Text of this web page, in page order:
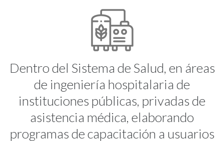
Dentro del Sistema de Salud, en áreas
de ingeniería hospitalaria de
instituciones públicas, privadas de
asistencia médica, elaborando
programas de capacitación a usuarios